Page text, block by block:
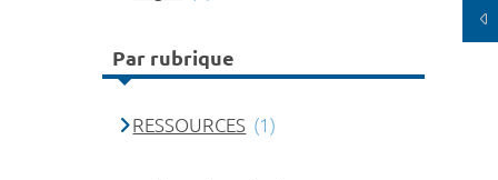
Par rubrique
RESSOURCES (1)